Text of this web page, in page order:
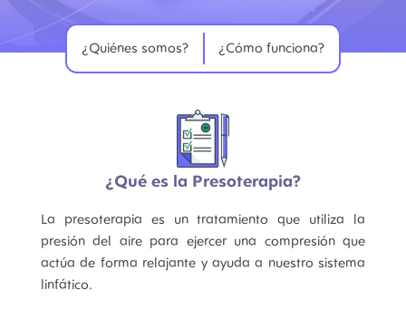
¿Quiénes somos? ¿Cómo funciona?
¿Qué es la Presoterapia?
La presoterapia es un tratamiento que utiliza la
presión del aire para ejercer una compresión que
actúa de forma relajante y ayuda a nuestro sistema
linfático.